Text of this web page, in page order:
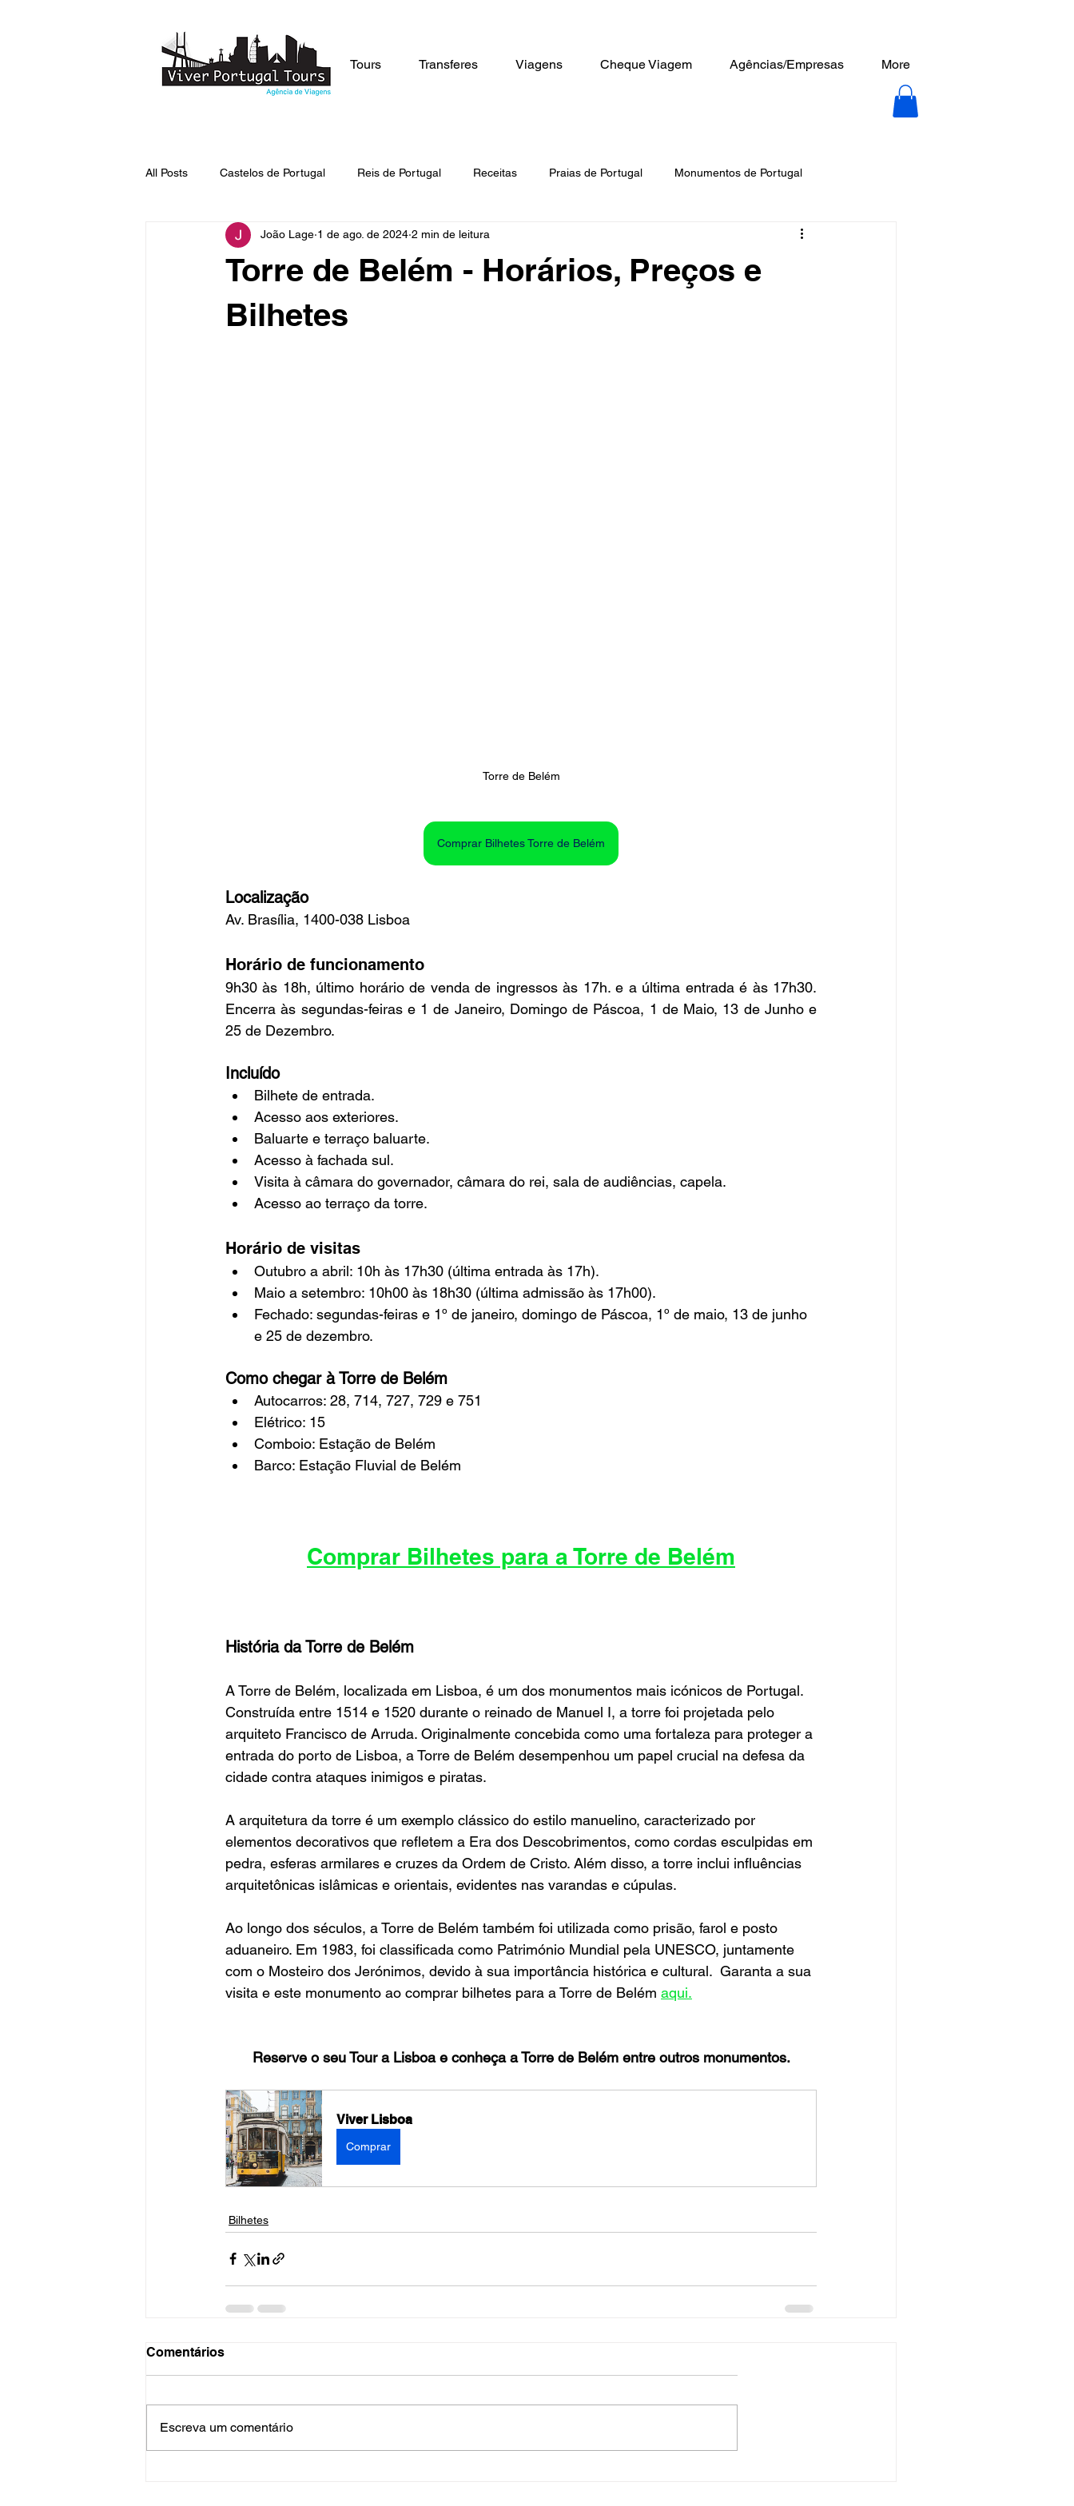
Tours Transferes Viagens Cheque Viagem Agências/Empresas More
All Posts Castelos de Portugal Reis de Portugal Receitas Praias de Portugal Monumentos de Portugal
Lendas de Portugal Curiosidades Bilhetes Tours
Torre de Belém - Horários, Preços e
Bilhetes
João Lage 1 de ago. de 2024 2 min de leitura
Torre de Belém
Comprar Bilhetes Torre de Belém
Localização
Av. Brasília, 1400-038 Lisboa
Horário de funcionamento
9h30 às 18h, último horário de venda de ingressos às 17h. e a última entrada é às 17h30.
Encerra às segundas-feiras e 1 de Janeiro, Domingo de Páscoa, 1 de Maio, 13 de Junho e
25 de Dezembro.
Incluído
Bilhete de entrada.
Acesso aos exteriores.
Baluarte e terraço baluarte.
Acesso à fachada sul.
Visita à câmara do governador, câmara do rei, sala de audiências, capela.
Acesso ao terraço da torre.
Horário de visitas
Outubro a abril: 10h às 17h30 (última entrada às 17h).
Maio a setembro: 10h00 às 18h30 (última admissão às 17h00).
Fechado: segundas-feiras e 1º de janeiro, domingo de Páscoa, 1º de maio, 13 de junho
e 25 de dezembro.
Como chegar à Torre de Belém
Autocarros: 28, 714, 727, 729 e 751
Elétrico: 15
Comboio: Estação de Belém
Barco: Estação Fluvial de Belém
Comprar Bilhetes para a Torre de Belém
História da Torre de Belém
A Torre de Belém, localizada em Lisboa, é um dos monumentos mais icónicos de Portugal.
Construída entre 1514 e 1520 durante o reinado de Manuel I, a torre foi projetada pelo
arquiteto Francisco de Arruda. Originalmente concebida como uma fortaleza para proteger a
entrada do porto de Lisboa, a Torre de Belém desempenhou um papel crucial na defesa da
cidade contra ataques inimigos e piratas.
A arquitetura da torre é um exemplo clássico do estilo manuelino, caracterizado por
elementos decorativos que refletem a Era dos Descobrimentos, como cordas esculpidas em
pedra, esferas armilares e cruzes da Ordem de Cristo. Além disso, a torre inclui influências
arquitetônicas islâmicas e orientais, evidentes nas varandas e cúpulas.
Ao longo dos séculos, a Torre de Belém também foi utilizada como prisão, farol e posto
aduaneiro. Em 1983, foi classificada como Património Mundial pela UNESCO, juntamente
com o Mosteiro dos Jerónimos, devido à sua importância histórica e cultural.  Garanta a sua
visita e este monumento ao comprar bilhetes para a Torre de Belém aqui.
Reserve o seu Tour a Lisboa e conheça a Torre de Belém entre outros monumentos.
Viver Lisboa
Comprar
Bilhetes
Comentários
Escreva um comentário